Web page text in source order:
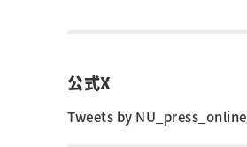
公式X
Tweets by NU_press_online